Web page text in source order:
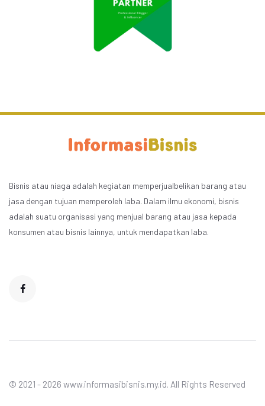
Bisnis atau niaga adalah kegiatan memperjualbelikan barang atau
jasa dengan tujuan memperoleh laba. Dalam ilmu ekonomi, bisnis
adalah suatu organisasi yang menjual barang atau jasa kepada
konsumen atau bisnis lainnya, untuk mendapatkan laba.
© 2021 - 2026 www.informasibisnis.my.id. All Rights Reserved